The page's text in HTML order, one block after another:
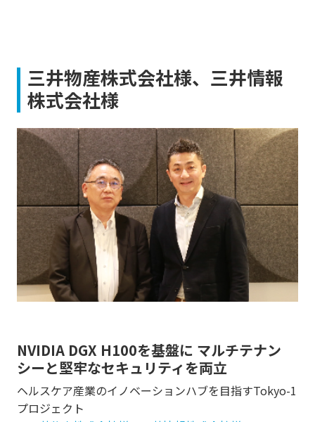
三井物産株式会社様、三井情報
株式会社様
NVIDIA DGX H100を基盤に マルチテナン
シーと堅牢なセキュリティを両立
ヘルスケア産業のイノベーションハブを目指すTokyo-1
プロジェクト